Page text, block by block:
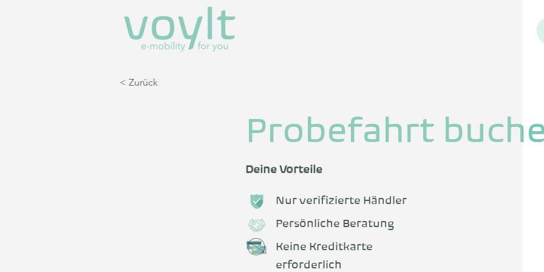
< Zurück
Probefahrt
Deine Vorteile
Nur verifizierte Händler
Persönliche Beratung
Keine Kreditkarte
erforderlich